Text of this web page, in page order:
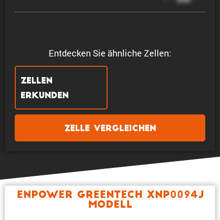
Entdecken Sie ähnliche Zellen:
Zellen
erkunden
Zelle vergleichen
Enpower Greentech XNP0094J
Modell